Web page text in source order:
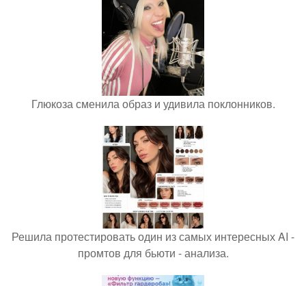
Глюкоза сменила образ и удивила поклонников.
Решила протестировать один из самых интересных AI -
промтов для бьюти - анализа.